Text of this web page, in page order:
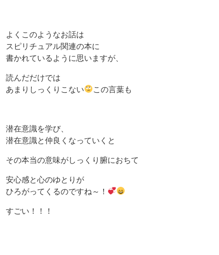
よくこのようなお話は
スピリチュアル関連の本に
書かれているように思いますが、
読んだだけでは
あまりしっくりこない
この言葉も
潜在意識を学び、
潜在意識と仲良くなっていくと
その本当の意味がしっくり腑におちて
安心感と心のゆとりが
ひろがってくるのですね～！
すごい！！！